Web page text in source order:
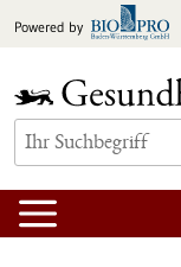
Inhalt
Powered by